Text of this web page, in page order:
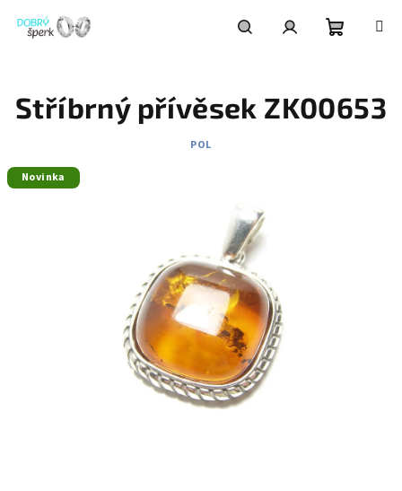
obsah
košík
Stříbrný přívěsek ZK00653
POL
Novinka